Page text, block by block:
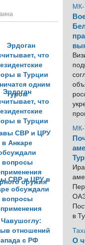
Эрдоган
что
в Турции
одним
туром
СВР и ЦРУ в
обсуждали
вопросы
оружия
МК-
МК-
в
О